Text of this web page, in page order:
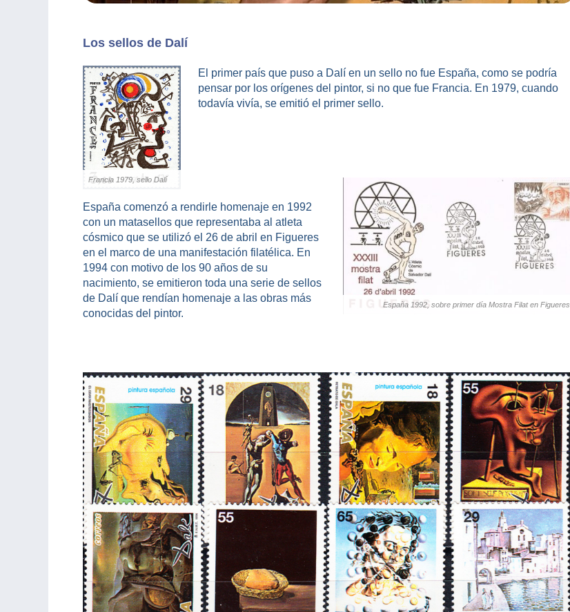
Los sellos de Dalí
Francia 1979, sello Dalí
El primer país que puso a Dalí en un sello no fue España, como se podría
pensar por los orígenes del pintor, si no que fue Francia. En 1979, cuando
todavía vivía, se emitió el primer sello.
España 1992, sobre primer día Mostra Filat en Figueres
España comenzó a rendirle homenaje en 1992
con un matasellos que representaba al atleta
cósmico que se utilizó el 26 de abril en Figueres
en el marco de una manifestación filatélica. En
1994 con motivo de los 90 años de su
nacimiento, se emitieron toda una serie de sellos
de Dalí que rendían homenaje a las obras más
conocidas del pintor.